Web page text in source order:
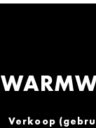
Verkoop